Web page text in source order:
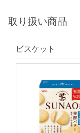
取り扱い商品
ビスケット